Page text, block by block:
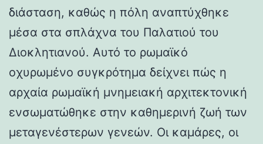
διάσταση, καθώς η πόλη αναπτύχθηκε
μέσα στα σπλάχνα του Παλατιού του
Διοκλητιανού. Αυτό το ρωμαϊκό
οχυρωμένο συγκρότημα δείχνει πώς η
αρχαία ρωμαϊκή μνημειακή αρχιτεκτονική
ενσωματώθηκε στην καθημερινή ζωή των
μεταγενέστερων γενεών. Οι καμάρες, οι